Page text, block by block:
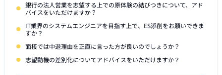
銀行の法人営業を志望する上での原体験の結びつきについて、アド
バイスをいただけますか？
IT業界のシステムエンジニアを目指す上で、ES添削をお願いできま
すか？
面接では中退理由を正直に言った方が良いのでしょうか？
志望動機の差別化についてアドバイスをいただけますか？